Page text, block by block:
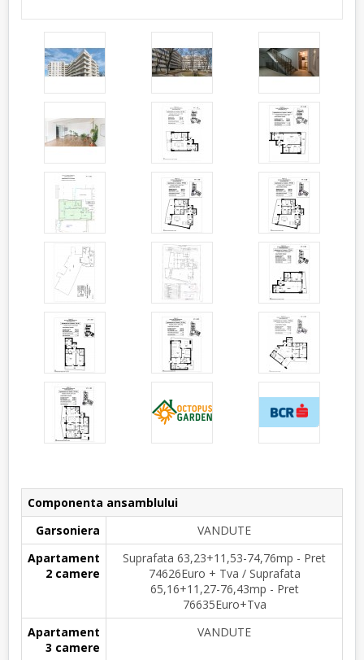
Componenta ansamblului
Garsoniera
VANDUTE
Apartament
2 camere
Suprafata 63,23+11,53-74,76mp - Pret
74626Euro + Tva / Suprafata
65,16+11,27-76,43mp - Pret
76635Euro+Tva
Apartament
3 camere
VANDUTE